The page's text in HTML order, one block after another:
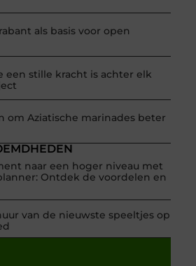
als basis voor open
een stille kracht is achter elk
om Aziatische marinades beter
naar een hoger niveau met
Ontdek de voordelen en
van de nieuwste speeltjes op